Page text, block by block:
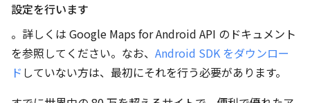
設定を行います
。詳しくは Google Maps for Android API のドキュメント
を参照してください。なお、 Android SDK をダウンロー
ド していない方は、最初にそれを行う必要があります。